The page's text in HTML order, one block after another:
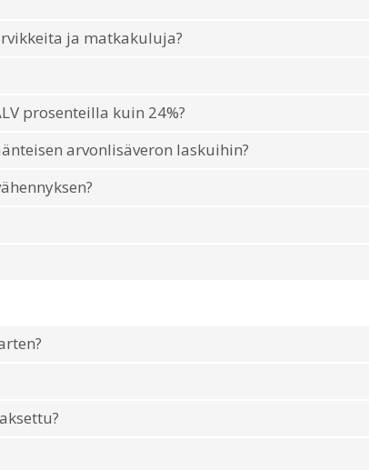
ja matkakuluja?
prosenteilla kuin 24%?
arvonlisäveron laskuihin?